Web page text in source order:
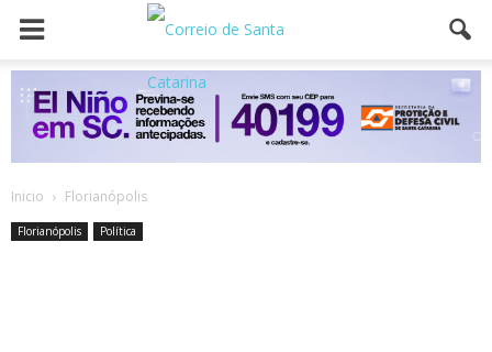
Inicio Florianópolis
Florianópolis Política